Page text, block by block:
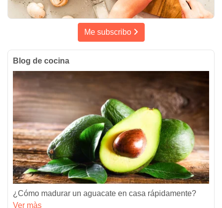
Me subscribo
Blog de cocina
¿Cómo madurar un aguacate en casa rápidamente?
Ver màs